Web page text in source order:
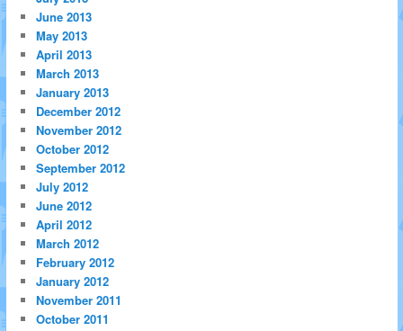
June 2013
May 2013
April 2013
March 2013
January 2013
December 2012
November 2012
October 2012
September 2012
July 2012
June 2012
April 2012
March 2012
February 2012
January 2012
November 2011
October 2011